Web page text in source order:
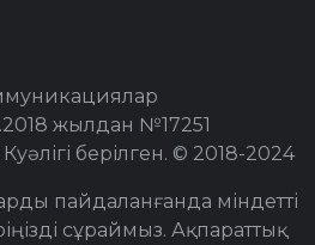
жылдан №17251
берілген. © 2018-2024
пайдаланғанда міндетті
сұраймыз. Ақпараттық